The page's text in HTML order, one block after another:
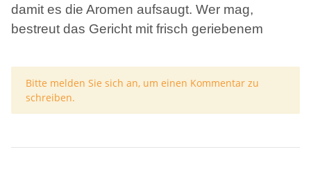
damit es die Aromen aufsaugt. Wer mag,
bestreut das Gericht mit frisch geriebenem
x
Bitte melden Sie sich an, um einen Kommentar zu
schreiben.